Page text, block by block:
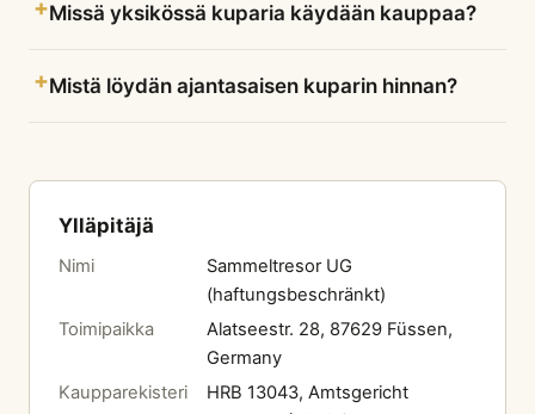
Missä yksikössä kuparia käydään kauppaa?
Mistä löydän ajantasaisen kuparin hinnan?
Ylläpitäjä
Nimi
Sammeltresor UG
(haftungsbeschränkt)
Toimipaikka
Alatseestr. 28, 87629 Füssen,
Germany
Kaupparekisteri
HRB 13043, Amtsgericht